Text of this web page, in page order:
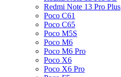
Redmi Note 13 Pro Plus
Poco C61
Poco C65
Poco M5S
Poco M6
Poco M6 Pro
Poco X6
Poco X6 Pro